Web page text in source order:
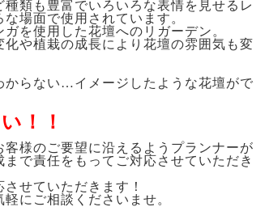
類も豊富でいろいろな表情を見せるレ
場面で使用されています。
を使用した花壇へのリガーデン。
や植栽の成長により花壇の雰囲気も変
からない…イメージしたような花壇がで
！！
客様のご要望に沿えるようプランナーが
で責任をもってご対応させていただき
せていただきます！
にご相談くださいませ。